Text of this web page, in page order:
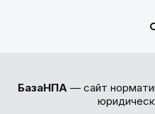
БазаНПА — сайт